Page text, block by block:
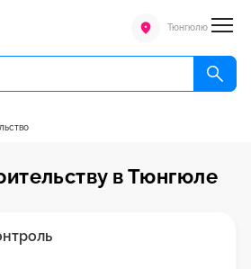
Тюнгюлю
в Тюнгюле